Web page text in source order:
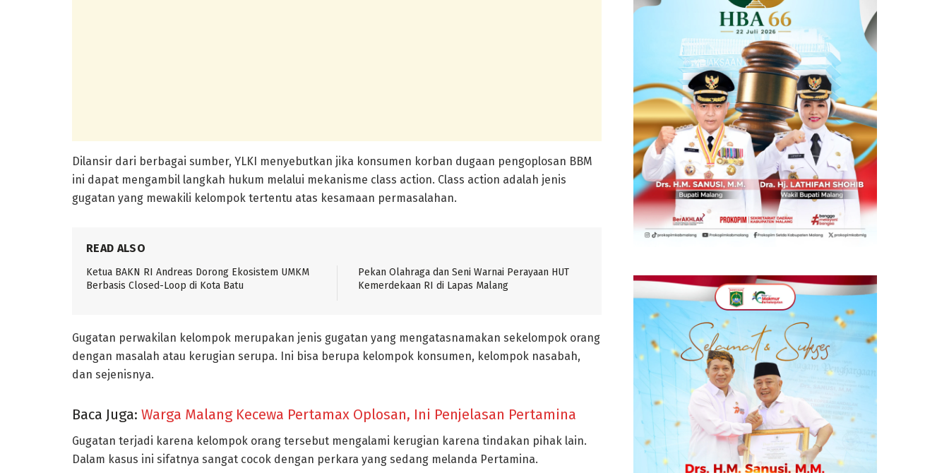
Dilansir dari berbagai sumber, YLKI menyebutkan jika konsumen korban dugaan pengoplosan BBM
ini dapat mengambil langkah hukum melalui mekanisme class action. Class action adalah jenis
gugatan yang mewakili kelompok tertentu atas kesamaan permasalahan.
READ ALSO
Ketua BAKN RI Andreas Dorong Ekosistem UMKM
Berbasis Closed-Loop di Kota Batu
Pekan Olahraga dan Seni Warnai Perayaan HUT
Kemerdekaan RI di Lapas Malang
Gugatan perwakilan kelompok merupakan jenis gugatan yang mengatasnamakan sekelompok orang
dengan masalah atau kerugian serupa. Ini bisa berupa kelompok konsumen, kelompok nasabah,
dan sejenisnya.
Baca Juga: Warga Malang Kecewa Pertamax Oplosan, Ini Penjelasan Pertamina
Gugatan terjadi karena kelompok orang tersebut mengalami kerugian karena tindakan pihak lain.
Dalam kasus ini sifatnya sangat cocok dengan perkara yang sedang melanda Pertamina.